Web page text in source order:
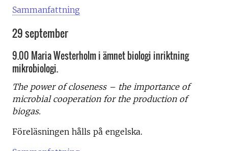
Sammanfattning
29 september
9.00 Maria Westerholm i ämnet biologi inriktning
mikrobiologi.
The power of closeness – the importance of
microbial cooperation for the production of
biogas.
Föreläsningen hålls på engelska.